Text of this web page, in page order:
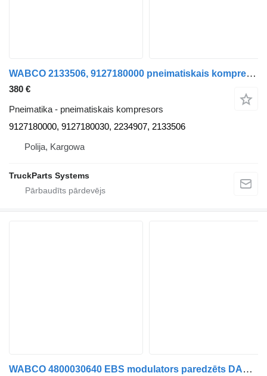
WABCO 2133506, 9127180000 pneimatiskais kompresors paredzēts DAF XF 106 vilcēja
380 €
Pneimatika - pneimatiskais kompresors
9127180000, 9127180030, 2234907, 2133506
Polija, Kargowa
TruckParts Systems
WABCO 4800030640 EBS modulators paredzēts DAF XF106 (2014-) vilcēja